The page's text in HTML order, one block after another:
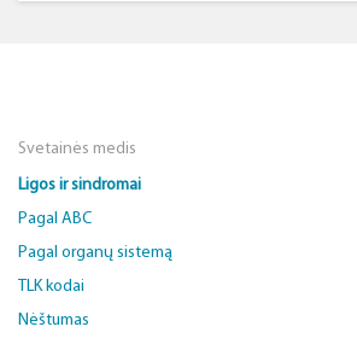
Svetainės medis
Ligos ir sindromai
Pagal ABC
Pagal organų sistemą
TLK kodai
Nėštumas